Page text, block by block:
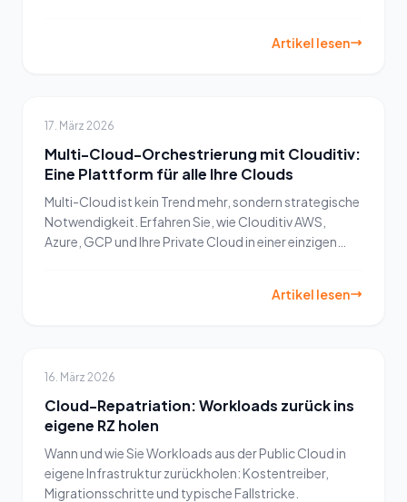
Artikel lesen
17. März 2026
Multi-Cloud-Orchestrierung mit Clouditiv:
Eine Plattform für alle Ihre Clouds
Multi-Cloud ist kein Trend mehr, sondern strategische
Notwendigkeit. Erfahren Sie, wie Clouditiv AWS,
Azure, GCP und Ihre Private Cloud in einer einzigen
Artikel lesen
16. März 2026
Cloud-Repatriation: Workloads zurück ins
eigene RZ holen
Wann und wie Sie Workloads aus der Public Cloud in
eigene Infrastruktur zurückholen: Kostentreiber,
Migrationsschritte und typische Fallstricke.